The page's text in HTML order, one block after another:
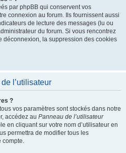
par phpBB qui conservent vos
connexion au forum. Ils fournissent aussi
de lecture des messages (lu ou
du forum. Si vous rencontrez
déconnexion, la suppression des cookies
l’utilisateur
?
vos paramètres sont stockés dans notre
accédez au Panneau de l’utilisateur
en cliquant sur votre nom d’utilisateur en
permettra de modifier tous les
compte.